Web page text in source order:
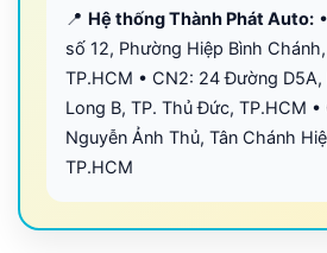
📍 Hệ thống Thành Phát Auto:
số 12, Phường Hiệp Bình
TP.HCM • CN2: 24 Đường
Long B, TP. Thủ Đức, TP.HCM
Nguyễn Ảnh Thủ, Tân Chánh
TP.HCM